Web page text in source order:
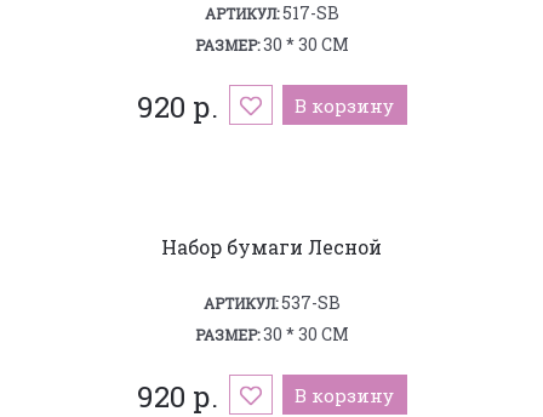
АРТИКУЛ:517-SB
РАЗМЕР:30 * 30 СМ
920 р. В корзину
Набор бумаги Леcной
АРТИКУЛ:537-SB
РАЗМЕР:30 * 30 СМ
920 р. В корзину